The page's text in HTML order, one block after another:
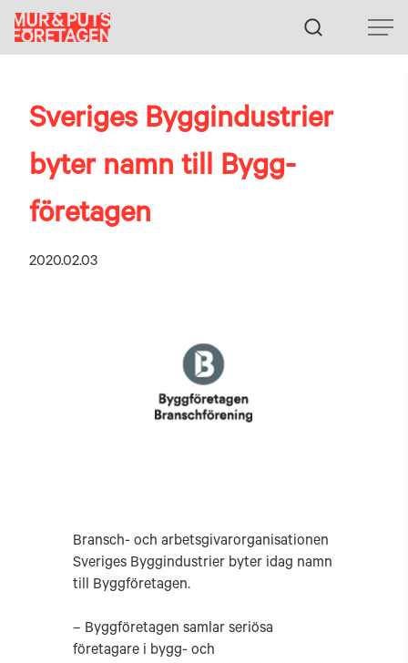
Fortsätt
till
innehållet
Sveriges Byggindustrier
byter namn till Bygg­
företagen
2020.02.03
Bransch- och arbetsgivarorganisationen
Sveriges Byggindustrier byter idag namn
till Byggföretagen.
– Byggföretagen samlar seriösa
företagare i bygg- och